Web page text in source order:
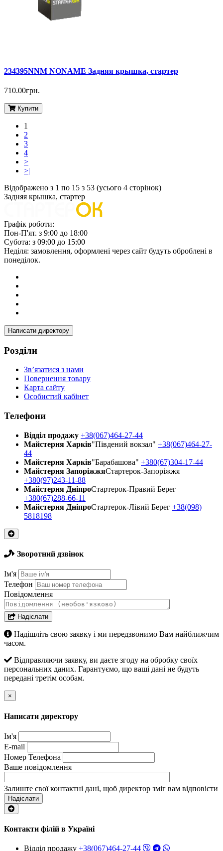
234395NNM NONAME Задняя крышка, стартер
710.00грн.
Купити
1
2
3
4
>
>|
Відображено з 1 по 15 з 53 (усього 4 сторінок)
Задняя крышка, стартер
Графік роботи:
Пон-П'ят. з 9:00 до 18:00
Субота: з 09:00 до 15:00
Неділя: замовлення, оформлені через сайт будуть оброблені в
понеділок.
Написати директору
Розділи
Зв’язатися з нами
Повернення товару
Карта сайту
Особистий кабінет
Телефони
Відділ продажу +38(067)464-27-44
Майстерня Харків"Південий вокзал" +38(067)464-27-
44
Майстерня Харків"Барабашова" +380(67)304-17-44
Майстерня ЗапоріжжяСтартерок-Запоріжжя
+380(97)243-11-88
Майстерня ДнiпроСтартерок-Правий Берег
+380(67)288-66-11
Майстерня ДнiпроСтартерок-Лівий Берег +38(098)
5818198
Зворотний дзвінок
Ім'я
Телефон
Повідомлення
Надіслати
Надішліть свою заявку і ми передзвонимо Вам найближчим
часом.
Відправляючи заявку, ви даєте згоду на обробку своїх
персональних даних. Гарантуємо, що ваші дані не будуть
передані третім особам.
×
Написати директору
Ім'я
E-mail
Номер Телефона
Ваше повідомлення
Залиште свої контактні дані, щоб директор зміг вам відповісти
Надіслати
Контакти філій в Україні
Відділ продажу +38(067)464-27-44